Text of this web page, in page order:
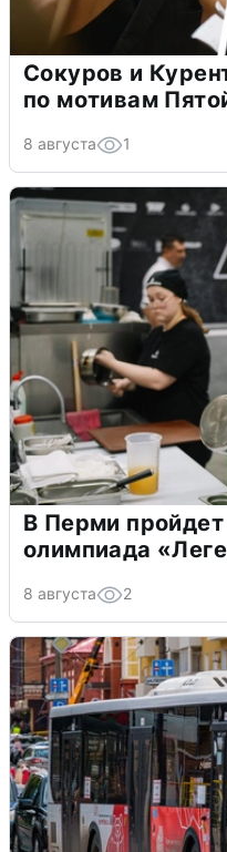
Сокуров и
по мотивам
8 августа 1
В Перми
олимпиада
8 августа 2